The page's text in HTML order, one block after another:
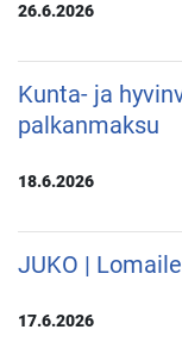
26.6.2026
Kunta- ja
palkanmaksu
18.6.2026
JUKO |
17.6.2026